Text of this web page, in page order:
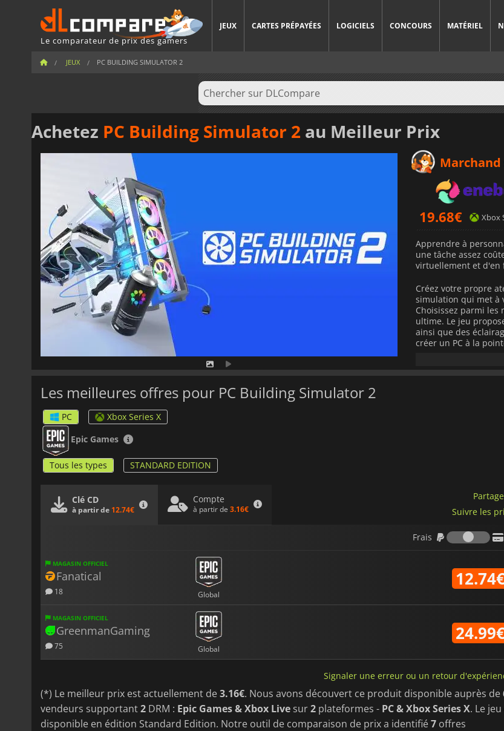
Le comparateur de prix des gamers
JEUX CARTES PRÉPAYÉES LOGICIELS CONCOURS MATÉRIEL
JEUX PC BUILDING SIMULATOR 2
Achetez PC Building Simulator 2 au Meilleur Prix
19.68€ Xbox
Apprendre à
une tâche assez
virtuellement et d'en
Créez votre propre
simulation qui met à
Choisissez parmi
ultime. Le jeu
ainsi que des
créer un PC à la
créations, de vous
benchmark, et de
à les satisfaire,
entreprise et votre
Si vous préférez
plus de 1200
Les meilleures offres pour PC Building Simulator 2
PC
Xbox Series X
Epic Games
Tous les types STANDARD EDITION
Clé CD
à partir de 12.74€
Compte
à partir de 3.16€
Suivre les
Frais
MAGASIN OFFICIEL
Fanatical
18 Global
MAGASIN OFFICIEL
GreenmanGaming
75 Global
Signaler une erreur ou un retour
(*) Le meilleur prix est actuellement de3.16€. Nous avons découvert ce produit disponible auprès de
vendeurs supportant2 DRM : Epic Games & Xbox Live sur2 plateformes - PC & Xbox Series X. Le
disponible en édition Standard Edition. Notre outil de comparaison de prix a identifié7 offres